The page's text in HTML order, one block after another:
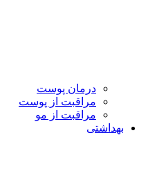
درمان پوست
مراقبت از پوست
مراقبت از مو
بهداشتی